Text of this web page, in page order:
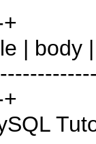
| body |